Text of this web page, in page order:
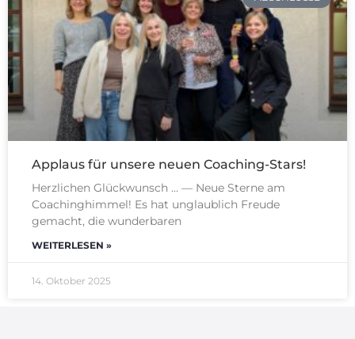
Applaus für unsere neuen Coaching-Stars!
Herzlichen Glückwunsch … — Neue Sterne am
Coachinghimmel! Es hat unglaublich Freude
gemacht, die wunderbaren
WEITERLESEN »
14. Oktober 2025